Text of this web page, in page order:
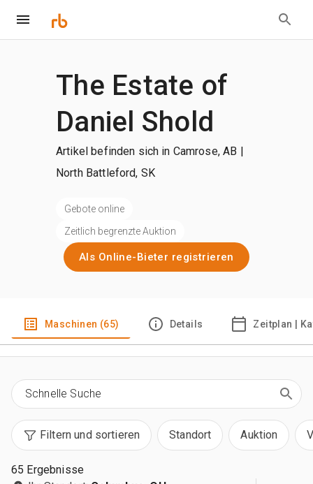
The Estate of
Daniel Shold
Artikel befinden sich in Camrose, AB |
North Battleford, SK
Gebote online
Zeitlich begrenzte Auktion
Als Online-Bieter registrieren
Maschinen (65) Details Zeitplan |
Filtern und sortieren Standort Auktion
65 Ergebnisse